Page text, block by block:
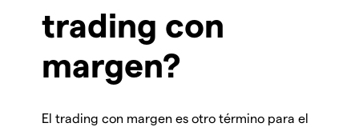
trading con
margen?
El trading con margen es otro término para el